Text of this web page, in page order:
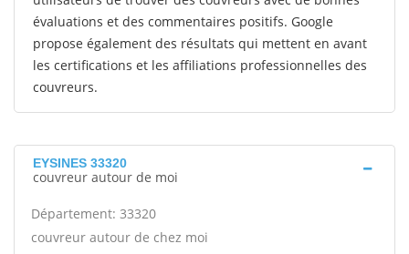
évaluations et des commentaires positifs. Google
propose également des résultats qui mettent en avant
les certifications et les affiliations professionnelles des
couvreurs.
EYSINES 33320
couvreur autour de moi
Département: 33320
couvreur autour de chez moi